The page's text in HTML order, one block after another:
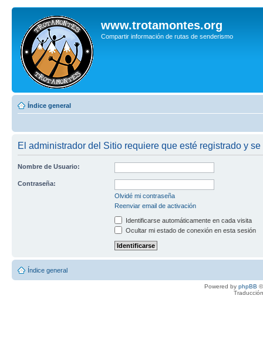
www.trotamontes.org
Compartir información de rutas de senderismo
Índice general
El administrador del Sitio requiere que esté registrado y
Nombre de Usuario:
Contraseña:
Olvidé mi contraseña
Reenviar email de activación
Identificarse automáticamente en cada visita
Ocultar mi estado de conexión en esta sesión
Índice general
Powered by phpBB